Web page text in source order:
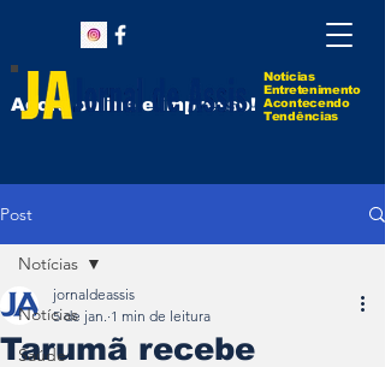
Notícias
Entretenimento
Acontecendo
Tendências
Agora online e impresso!
Post
Notícias
Saúde
Notícias
Tarumã recebe
jornaldeassis
5 de jan. 1 min de leitura